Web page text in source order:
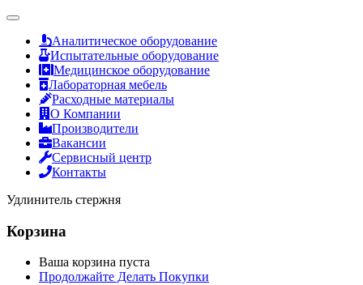
Аналитическое оборудование
Испытательные оборудование
Медицинское оборудование
Лабораторная мебель
Расходные материалы
О Компании
Производители
Вакансии
Сервисный центр
Контакты
Удлинитель стержня
Корзина
Ваша корзина пуста
Продолжайте Делать Покупки